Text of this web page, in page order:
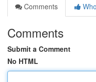
Comments
Comments
Submit a Comment
No HTML